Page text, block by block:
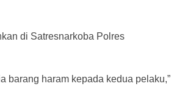
di Satresnarkoba Polres
barang haram kepada kedua pelaku,”